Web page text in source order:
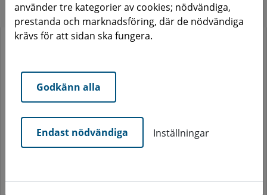
Betan
Kvarteret Betan är ett flerfamiljshus på
Sockerbruksområdet i centrala Ängelholm.
använder tre kategorier av cookies; nödvändiga,
prestanda och marknadsföring, där de nödvändiga
krävs för att sidan ska fungera.
Godkänn alla
Endast nödvändiga Inställningar